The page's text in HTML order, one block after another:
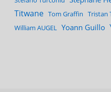
Titwane Tom Graffin Tristan
William AUGEL Yoann Guillo